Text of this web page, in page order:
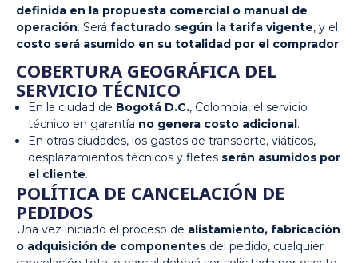
definida en la propuesta comercial o manual de
operación. Será facturado según la tarifa vigente, y el
costo será asumido en su totalidad por el comprador.
COBERTURA GEOGRÁFICA DEL
SERVICIO TÉCNICO
En la ciudad de Bogotá D.C., Colombia, el servicio
técnico en garantía no genera costo adicional.
En otras ciudades, los gastos de transporte, viáticos,
desplazamientos técnicos y fletes serán asumidos por
el cliente.
POLÍTICA DE CANCELACIÓN DE
PEDIDOS
Una vez iniciado el proceso de alistamiento, fabricación
o adquisición de componentes del pedido, cualquier